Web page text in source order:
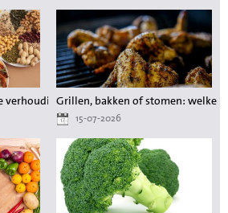
verhouding aan voedingsstoffen tijdens het
Grillen, bakken of stomen: welke
15-07-2026